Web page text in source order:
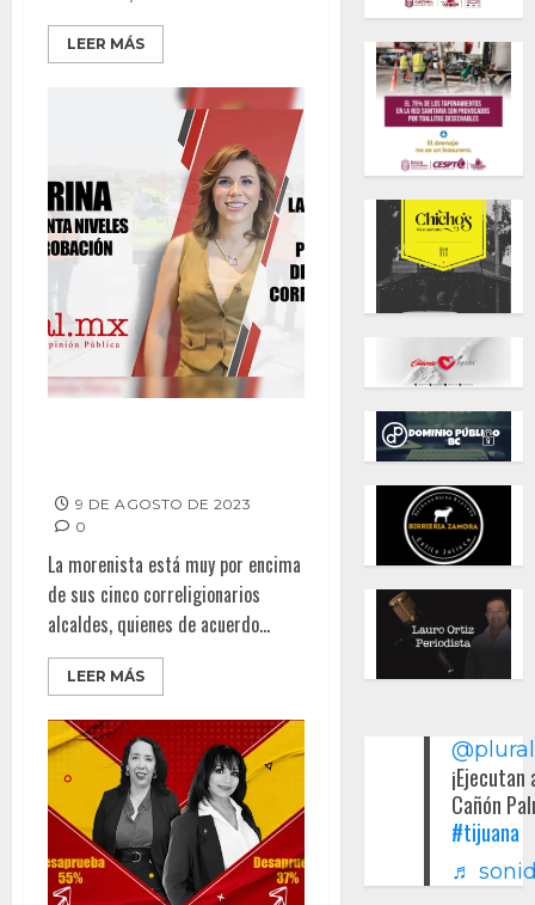
LEER MÁS
9 DE AGOSTO DE 2023
0
La morenista está muy por encima
de sus cinco correligionarios
alcaldes, quienes de acuerdo...
LEER MÁS
Cañón
#tijuana
♬